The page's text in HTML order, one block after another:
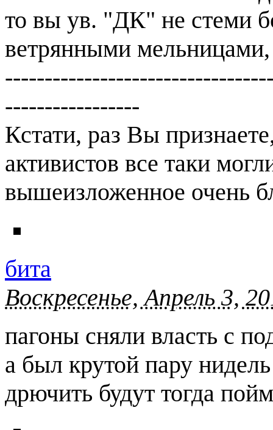
то вы ув. "ДК" не стеми
ветрянными мельницами,
-----------------
Кстати, раз Вы
активистов все таки
вышеизложенное очень
бита
Воскресенье, Апрель 3,
пагоны сняли власть с
а был крутой пару нидель
дрючить будут тогда